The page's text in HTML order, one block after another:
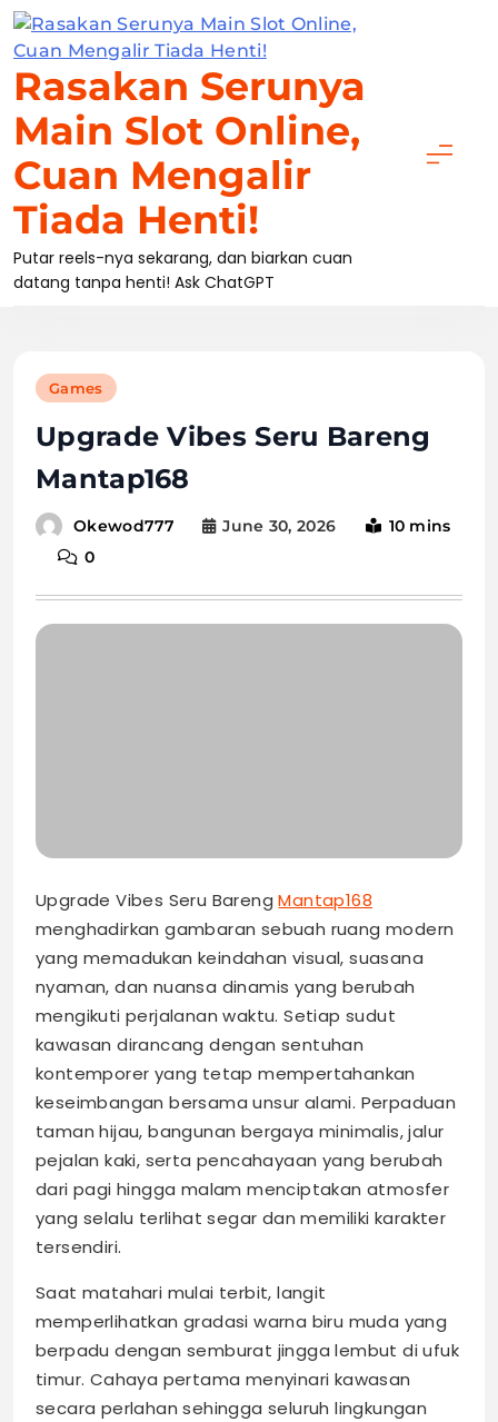
Skip
content
Rasakan Serunya
Main Slot Online,
Cuan Mengalir
Tiada Henti!
Putar reels-nya sekarang, dan biarkan cuan
datang tanpa henti! Ask ChatGPT
Games
Upgrade Vibes Seru Bareng
Mantap168
Okewod777 June 30, 2026
10 mins
0
Upgrade Vibes Seru BarengMantap168
menghadirkan gambaran sebuah ruang modern
yang memadukan keindahan visual, suasana
nyaman, dan nuansa dinamis yang berubah
mengikuti perjalanan waktu. Setiap sudut
kawasan dirancang dengan sentuhan
kontemporer yang tetap mempertahankan
keseimbangan bersama unsur alami. Perpaduan
taman hijau, bangunan bergaya minimalis, jalur
pejalan kaki, serta pencahayaan yang berubah
dari pagi hingga malam menciptakan atmosfer
yang selalu terlihat segar dan memiliki karakter
tersendiri.
Saat matahari mulai terbit, langit
memperlihatkan gradasi warna biru muda yang
berpadu dengan semburat jingga lembut di ufuk
timur. Cahaya pertama menyinari kawasan
secara perlahan sehingga seluruh lingkungan